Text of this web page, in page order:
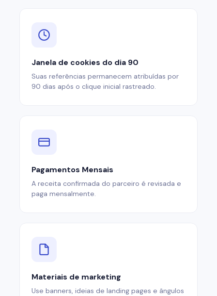
Janela de cookies do dia 90
Suas referências permanecem atribuídas por
90 dias após o clique inicial rastreado.
Pagamentos Mensais
A receita confirmada do parceiro é revisada e
paga mensalmente.
Materiais de marketing
Use banners, ideias de landing pages e ângulos